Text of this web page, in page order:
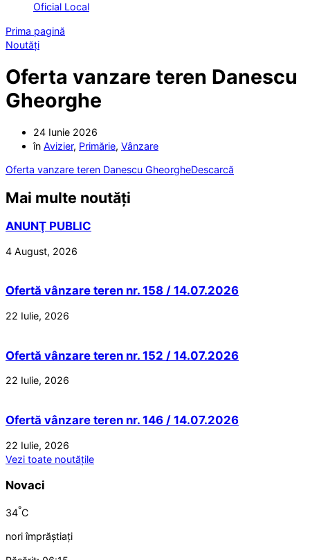
Oficial Local
Prima pagină
Noutăți
Oferta vanzare teren Danescu
Gheorghe
24 Iunie 2026
în Avizier, Primărie, Vânzare
Oferta vanzare teren Danescu GheorgheDescarcă
Mai multe noutăți
ANUNŢ PUBLIC
4 August, 2026
Ofertă vânzare teren nr. 158 / 14.07.2026
22 Iulie, 2026
Ofertă vânzare teren nr. 152 / 14.07.2026
22 Iulie, 2026
Ofertă vânzare teren nr. 146 / 14.07.2026
22 Iulie, 2026
Vezi toate noutățile
Novaci
34°C
nori împrăștiați